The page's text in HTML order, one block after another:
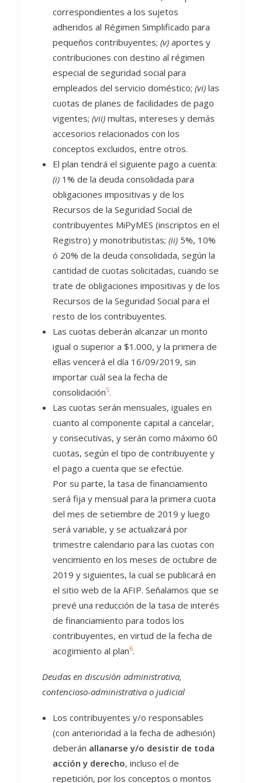
correspondientes a los sujetos
adheridos al Régimen Simplificado para
pequeños contribuyentes; (v) aportes y
contribuciones con destino al régimen
especial de seguridad social para
empleados del servicio doméstico; (vi) las
cuotas de planes de facilidades de pago
vigentes; (vii) multas, intereses y demás
accesorios relacionados con los
conceptos excluidos, entre otros.
El plan tendrá el siguiente pago a cuenta:
(i) 1% de la deuda consolidada para
obligaciones impositivas y de los
Recursos de la Seguridad Social de
contribuyentes MiPyMES (inscriptos en el
Registro) y monotributistas; (ii) 5%, 10%
ó 20% de la deuda consolidada, según la
cantidad de cuotas solicitadas, cuando se
trate de obligaciones impositivas y de los
Recursos de la Seguridad Social para el
resto de los contribuyentes.
Las cuotas deberán alcanzar un monto
igual o superior a $1.000, y la primera de
ellas vencerá el día 16/09/2019, sin
importar cuál sea la fecha de
consolidación5.
Las cuotas serán mensuales, iguales en
cuanto al componente capital a cancelar,
y consecutivas, y serán como máximo 60
cuotas, según el tipo de contribuyente y
el pago a cuenta que se efectúe.
Por su parte, la tasa de financiamiento
será fija y mensual para la primera cuota
del mes de setiembre de 2019 y luego
será variable, y se actualizará por
trimestre calendario para las cuotas con
vencimiento en los meses de octubre de
2019 y siguientes, la cual se publicará en
el sitio web de la AFIP. Señalamos que se
prevé una reducción de la tasa de interés
de financiamiento para todos los
contribuyentes, en virtud de la fecha de
acogimiento al plan6.
Deudas en discusión administrativa,
contencioso-administrativa o judicial
Los contribuyentes y/o responsables
(con anterioridad a la fecha de adhesión)
deberán allanarse y/o desistir de toda
acción y derecho, incluso el de
repetición, por los conceptos o montos